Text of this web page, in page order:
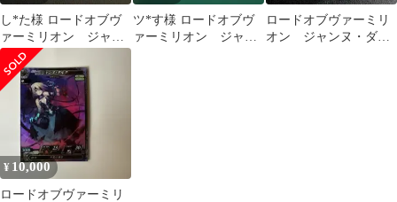
し*た様 ロードオブヴ
ァーミリオン ジャン
ヌ・ダルク SP スペシ
ャル
ツ*す様 ロードオブヴ
ァーミリオン ジャン
ロードオブヴァーミリ
オン ジャンヌ・ダル
¥ 10,000
ロードオブヴァーミリ